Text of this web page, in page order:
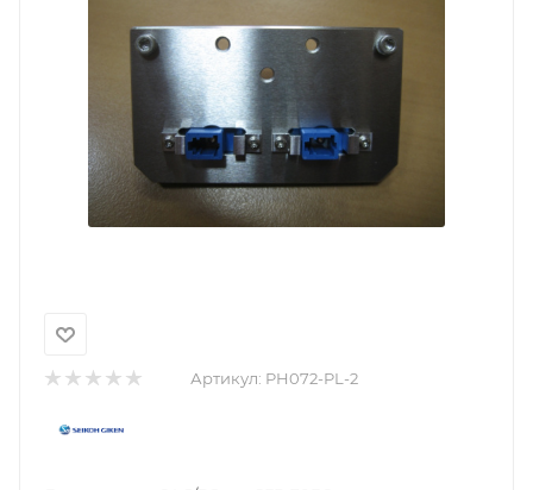
Артикул: PH072-PL-2